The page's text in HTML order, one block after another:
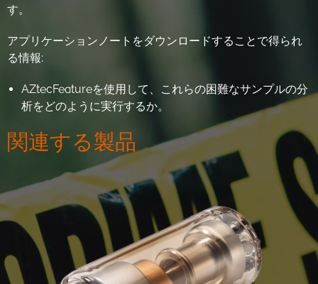
す。
アプリケーションノートをダウンロードすることで得られ
る情報:
AZtecFeatureを使用して、これらの困難なサンプルの分
析をどのように実行するか。
関連する製品